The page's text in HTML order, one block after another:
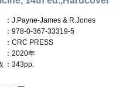
：J.Payne-James & R.Jones
：978-0-367-33319-5
：CRC PRESS
：2020年
：343pp.